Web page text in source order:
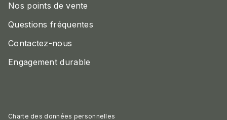
Nos points de vente
Questions fréquentes
Contactez-nous
Engagement durable
Charte des données personnelles